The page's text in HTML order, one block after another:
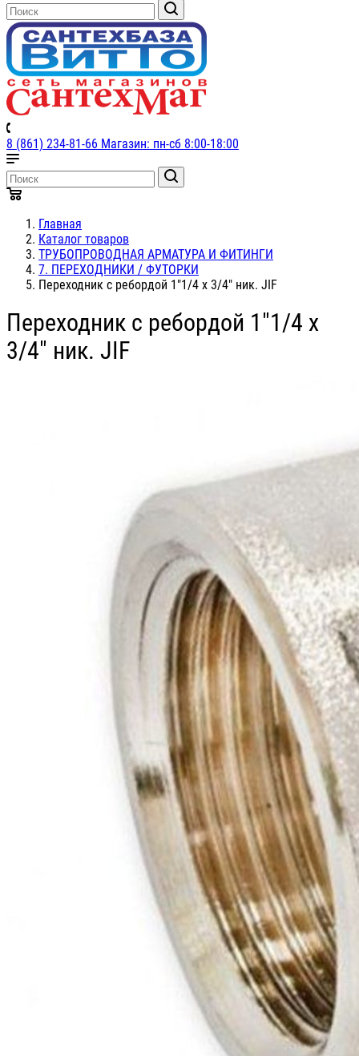
8 (861) 234-81-66 Магазин: пн-сб 8:00-18:00
Главная
Каталог товаров
ТРУБОПРОВОДНАЯ АРМАТУРА И ФИТИНГИ
7. ПЕРЕХОДНИКИ / ФУТОРКИ
Переходник с ребордой 1"1/4 х 3/4" ник. JIF
Переходник с ребордой 1"1/4 х
3/4" ник. JIF